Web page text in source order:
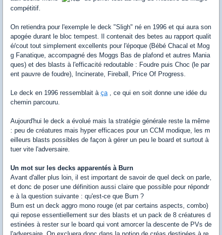
compétitif.
On retiendra pour l'exemple le deck "Sligh" né en 1996 et qui aura son
apogée durant le bloc tempest. Il contenait des betes au rapport qualit
é/cout tout simplement excellents pour l'époque (Bébé Chacal et Mog
g Fanatique, accompagné des Moggs Bas de plafond et autres Mania
ques) et des blasts à l'efficacité redoutable : Foudre puis Choc (le par
ent pauvre de foudre), Incinerate, Fireball, Price Of Progress.
Le deck en 1996 ressemblait à ça, ce qui en soit donne une idée du
chemin parcouru.
Aujourd'hui le deck a évolué mais la stratégie générale reste la même
: peu de créatures mais hyper efficaces pour un CCM modique, les m
eilleurs blasts possibles de façon à gérer un peu le board et surtout à
tuer vite l'adversaire.
Un mot sur les decks apparentés à Burn
Avant d'aller plus loin, il est important de savoir de quel deck on parle,
et donc de poser une définition aussi claire que possible pour répondr
e à la question suivante : qu'est-ce que Burn ?
Burn est un deck aggro mono rouge (et par certains aspects, combo)
qui repose essentiellement sur des blasts et un pack de 8 créatures d
estinées à rester sur le board qui vont amorcer la descente de PVs de